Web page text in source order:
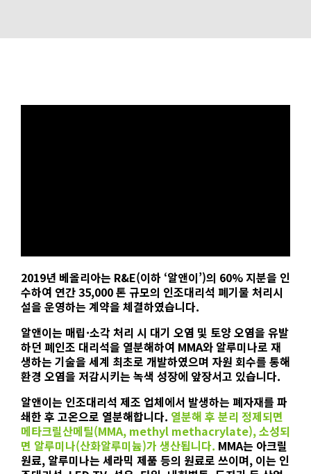
2019년 베올리아는 R&E(이하 ‘알앤이’)의 60% 지분을 인
수하여 연간 35,000 톤 규모의 인조대리석 폐기물 처리시
설을 운영하는 계약을 체결하였습니다.
알앤이는 매립·소각 처리 시 대기 오염 및 토양 오염을 유발
하던 폐인조 대리석을 열분해하여 MMA와 알루미나로 재
생하는 기술을 세계 최초로 개발하였으며 자원 회수를 통해
환경 오염을 저감시키는 녹색 성장에 앞장서고 있습니다.
알앤이는 인조대리석 제조 업체에서 발생하는 폐자재를 파
쇄한 후 고온으로 열분해합니다. 열분해 후 분리 정제되면
메타크릴산메틸(MMA, methyl methacrylate), 소성되
면 알루미나(산화알루미늄)가 생산됩니다. MMA는 아크릴
원료, 알루미나는 세라믹 제품 등의 원료로 쓰이며, 이는 인